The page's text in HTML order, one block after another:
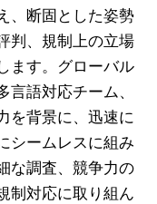
、断固とした姿勢
判、規制上の立場
ます。グローバル
語対応チーム、
を背景に、迅速に
シームレスに組み
な調査、競争力の
制対応に取り組ん